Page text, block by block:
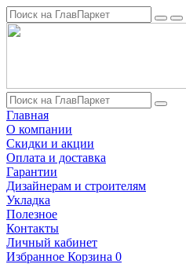
Главная
О компании
Скидки и акции
Оплата и доставка
Гарантии
Дизайнерам и строителям
Укладка
Полезное
Контакты
Личный кабинет
Избранное Корзина 0